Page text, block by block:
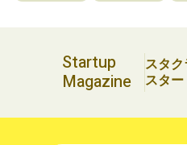
Startup
Magazine
スタ
スタ